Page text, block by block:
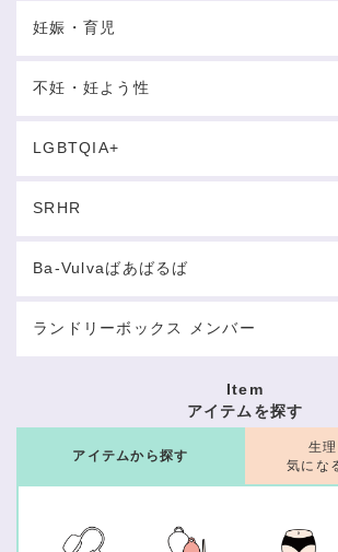
妊娠・育児
不妊・妊よう性
LGBTQIA+
SRHR
Ba-Vulvaばあばるば
ランドリーボックス メンバー
Item
アイテムを探す
アイテムから探す
生
気にな